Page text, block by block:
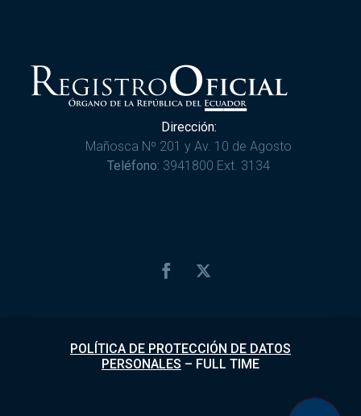
Dirección:
Mañosca Nº 201 y Av. 10 de Agosto
Teléfono: 3941800 Ext. 3134
POLÍTICA DE PROTECCIÓN DE DATOS
PERSONALES – FULL TIME